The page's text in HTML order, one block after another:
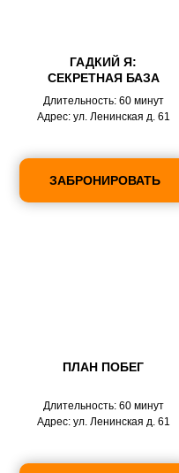
ГАДКИЙ Я:
СЕКРЕТНАЯ БАЗА
Длительность: 60 минут
Адрес: ул. Ленинская д. 61
ЗАБРОНИРОВАТЬ
ПЛАН ПОБЕГ
Длительность: 60 минут
Адрес: ул. Ленинская д. 61